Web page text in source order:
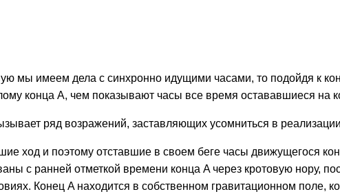
мы имеем дела с синхронно идущими часами, то подойдя к
конца A, чем показывают часы все время остававшиеся на
ряд возражений, заставляющих усомниться в реализации
ход и поэтому отставшие в своем беге часы движущегося
с ранней отметкой времени конца A через кротовую нору,
Конец A находится в собственном гравитационном поле,